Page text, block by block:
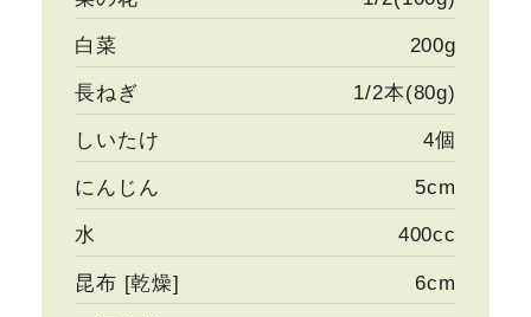
白菜 200g
長ねぎ 1/2本(80g)
しいたけ 4個
にんじん 5cm
水 400cc
昆布 [乾燥] 6cm